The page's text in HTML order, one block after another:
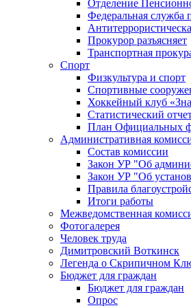
Отделение
Федеральная служба
Прокурор разъясняет
Транспортная
Спорт
Физкультура и спорт
Спортивные
Хоккейный клуб
Статистический
План Официальных
Административная
Состав комиссии
Закон УР "Об
Закон УР "Об
Правила
Итоги работы
Межведомственная
Фотогалерея
Человек труда
Димитровский Воткинск
Легенда о Скрипичном
Бюджет для граждан
Бюджет для граждан
Опрос